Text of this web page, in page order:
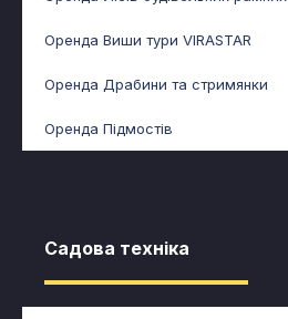
Оренда Виши тури VIRASTAR
Оренда Драбини та стримянки
Оренда Підмостів
Садова техніка​